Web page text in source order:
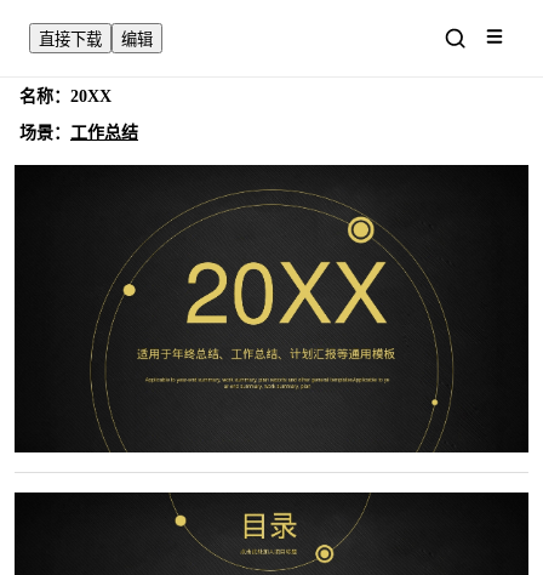
直接下载 编辑
名称： 20XX
场景： 工作总结